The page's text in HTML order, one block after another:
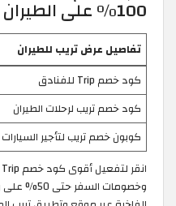
100% على الطيران والفنادق
تفاصيل عرض تريب للطيران
كود خصم Trip للفنادق
كود خصم تريب لرحلات الطيران
كوبون خصم تريب لتأجير السيارات
وخصومات